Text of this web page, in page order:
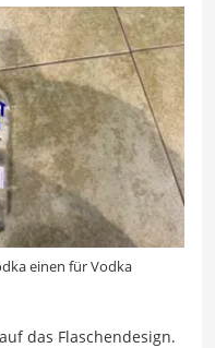
einen für Vodka
das Flaschendesign.